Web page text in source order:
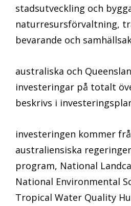
stadsutveckling och
naturresursförvaltning,
bevarande och
australiska och
investeringar på totalt
beskrivs i
investeringen kommer
australiensiska
program, National
National Environmental
Tropical Water Quality